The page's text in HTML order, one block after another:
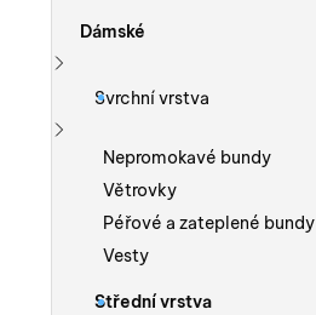
Dámské
Zobrazit více
Svrchní vrstva
Zobrazit více
Nepromokavé bundy
Větrovky
Péřové a zateplené bundy
Vesty
Střední vrstva